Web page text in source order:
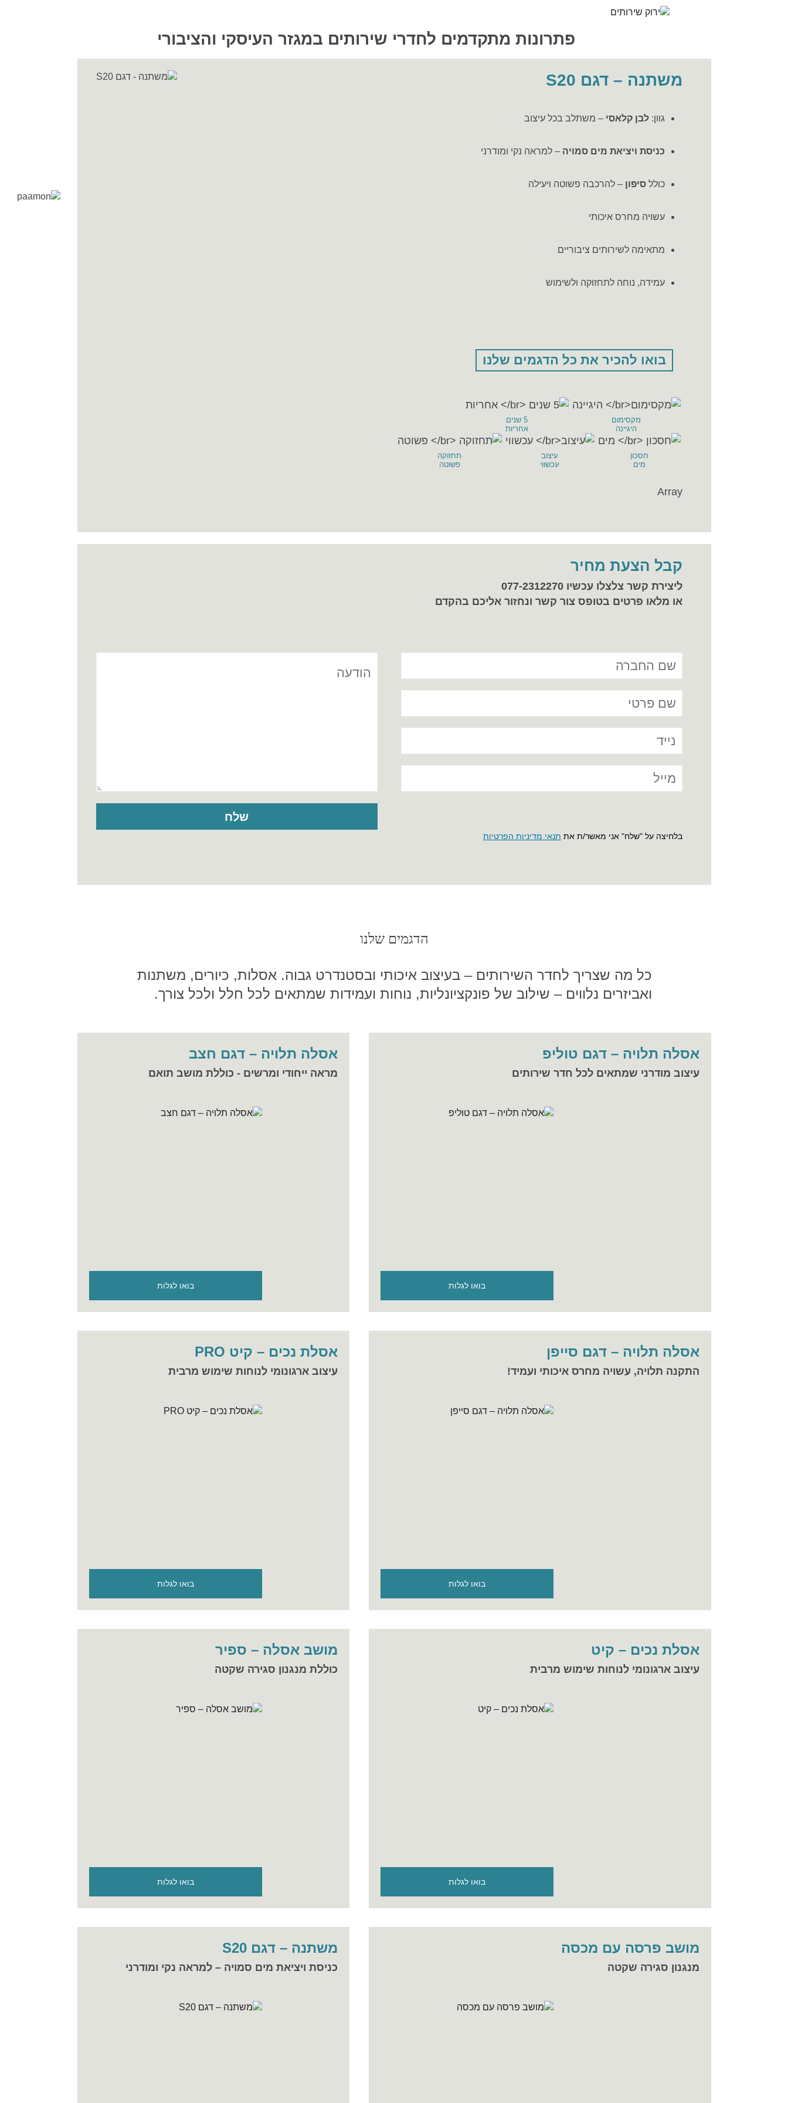
פתרונות מתקדמים לחדרי שירותים במגזר העיסקי והציבורי
משתנה – דגם S20
גוון:לבן קלאסי – משתלב בכל עיצוב
כניסת ויציאת מים סמויה – למראה נקי ומודרני
כוללסיפון – להרכבה פשוטה ויעילה
עשויה מחרס איכותי
מתאימה לשירותים ציבוריים
עמידה, נוחה לתחזוקה ולשימוש
בואו להכיר את כל הדגמים שלנו
מקסימום
היגיינה
5 שנים
אחריות
חסכון
מים
עיצוב
עכשווי
תחזוקה
פשוטה
Array
קבל הצעת מחיר
ליצירת קשר צלצלו עכשיו 077-2312270
או מלאו פרטים בטופס צור קשר ונחזור אליכם בהקדם
בלחיצה על "שלח" אני מאשר/ת את תנאי מדיניות הפרטיות
הדגמים שלנו
כל מה שצריך לחדר השירותים – בעיצוב איכותי ובסטנדרט גבוה. אסלות, כיורים, משתנות
ואביזרים נלווים – שילוב של פונקציונליות, נוחות ועמידות שמתאים לכל חלל ולכל צורך.
אסלה תלויה – דגם טוליפ
עיצוב מודרני שמתאים לכל חדר שירותים
בואו לגלות
אסלה תלויה – דגם חצב
מראה ייחודי ומרשים - כוללת מושב תואם
בואו לגלות
אסלה תלויה – דגם סייפן
התקנה תלויה, עשויה מחרס איכותי ועמיד!
בואו לגלות
אסלת נכים – קיט PRO
עיצוב ארגונומי לנוחות שימוש מרבית
בואו לגלות
אסלת נכים – קיט
עיצוב ארגונומי לנוחות שימוש מרבית
בואו לגלות
מושב אסלה – ספיר
כוללת מנגנון סגירה שקטה
בואו לגלות
מושב פרסה עם מכסה
מנגנון סגירה שקטה
משתנה – דגם S20
כניסת ויציאת מים סמויה – למראה נקי ומודרני